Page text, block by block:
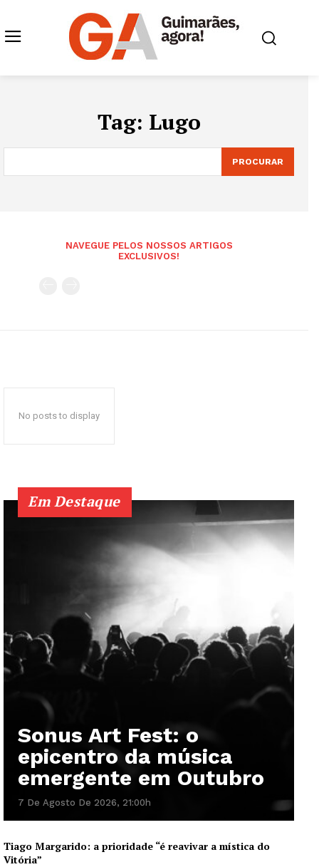
Tag: Lugo
PROCURAR
NAVEGUE PELOS NOSSOS ARTIGOS
EXCLUSIVOS!
No posts to display
Em Destaque
Sonus Art Fest: o
epicentro da música
emergente em Outubro
7 De Agosto De 2026, 21:00h
Tiago Margarido: a prioridade “é reavivar a mística do
Vitória”